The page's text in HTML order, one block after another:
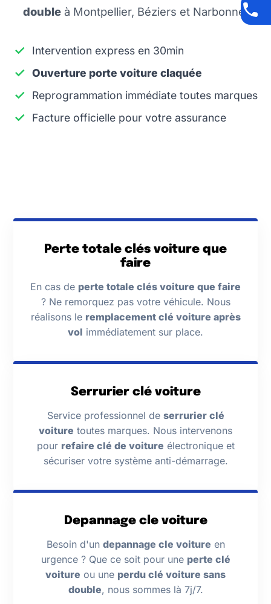
double à Montpellier, Béziers et Narbonne.
Intervention express en 30min
Ouverture porte voiture claquée
Reprogrammation immédiate toutes marques
Facture officielle pour votre assurance
Perte totale clés voiture que
faire
En cas de perte totale clés voiture que faire
? Ne remorquez pas votre véhicule. Nous
réalisons le remplacement clé voiture après
vol immédiatement sur place.
Serrurier clé voiture
Service professionnel de serrurier clé
voiture toutes marques. Nous intervenons
pour refaire clé de voiture électronique et
sécuriser votre système anti-démarrage.
Depannage cle voiture
Besoin d'un depannage cle voiture en
urgence ? Que ce soit pour une perte clé
voiture ou une perdu clé voiture sans
double, nous sommes là 7j/7.